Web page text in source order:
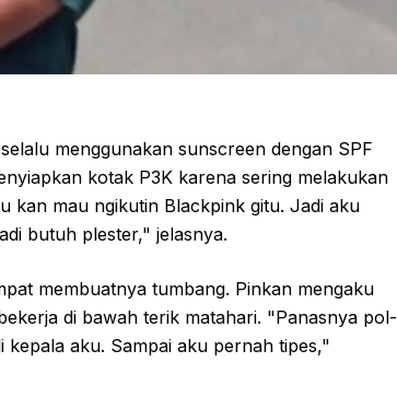
menggunakan sunscreen dengan SPF
kotak P3K karena sering melakukan
kan mau ngikutin Blackpink gitu. Jadi aku
butuh plester," jelasnya.
membuatnya tumbang. Pinkan mengaku
di bawah terik matahari. "Panasnya pol-
kepala aku. Sampai aku pernah tipes,"